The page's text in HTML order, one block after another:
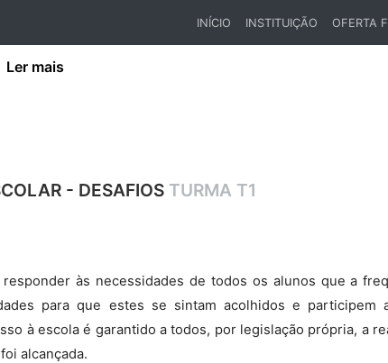
INÍCIO
INSTITUIÇÃO OFERTA
Ler mais
- DESAFIOS TURMA T1
às necessidades de todos os alunos que a
para que estes se sintam acolhidos e participem
à escola é garantido a todos, por legislação própria, a
alcançada.